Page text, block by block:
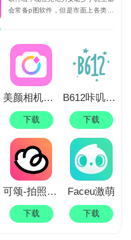
会常备p图软件，但是市面上各类型
理
美颜相机一键美颜
下载
B612咔叽美颜相机最新版本
下载
可颂-拍照爱好者交流分享社区
下载
Faceu激萌
下载